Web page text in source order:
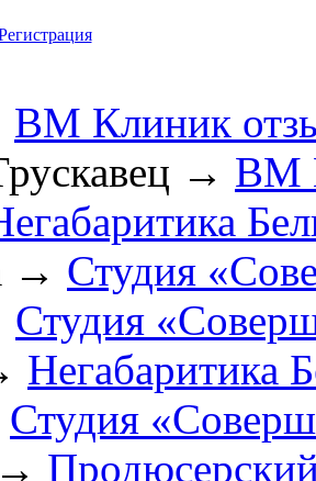
ВМ Клиник
→ ВМ
→ Студия
Студия
Негабаритика
Студия
→